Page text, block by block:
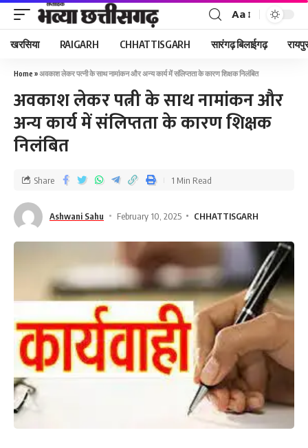
Aa
खरसिया RAIGARH CHHATTISGARH सारंगढ़ बिलाईगढ़
Home »अवकाश लेकर पत्नी के साथ नामांकन और अन्य कार्य में संलिप्तता के कारण शिक्षक निलंबित
अवकाश लेकर पत्नी के साथ नामांकन और
अन्य कार्य में संलिप्तता के कारण शिक्षक
निलंबित
Ashwani Sahu February 10, 2025 CHHATTISGARH
Share 1 Min Read